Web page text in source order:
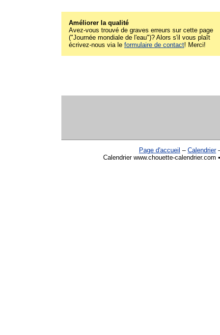
Améliorer la qualité
Avez-vous trouvé de graves erreurs sur cette page
("Journée mondiale de l'eau")? Alors s'il vous plaît
écrivez-nous via le formulaire de contact! Merci!
Page d'accueil – Calendrier
Calendrier www.chouette-